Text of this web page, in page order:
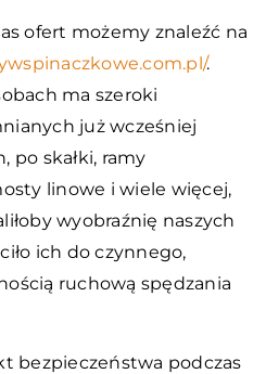
ofert możemy znaleźć na
.
ma szeroki
już wcześniej
po skałki, ramy
linowe i wiele więcej,
wyobraźnię naszych
ich do czynnego,
ruchową spędzania
bezpieczeństwa podczas